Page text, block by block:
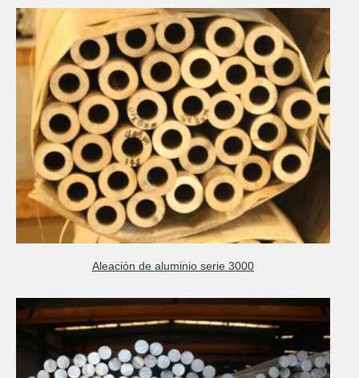
Aleación de aluminio serie 3000